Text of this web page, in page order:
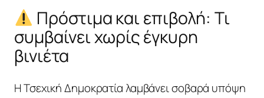
Πρόστιμα και επιβολή: Τι
συμβαίνει χωρίς έγκυρη
βινιέτα
Η Τσεχική Δημοκρατία λαμβάνει σοβαρά υπόψη